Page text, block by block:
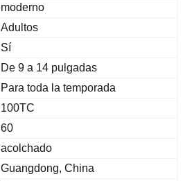
moderno
Adultos
Sí
De 9 a 14 pulgadas
Para toda la temporada
100TC
60
acolchado
Guangdong, China